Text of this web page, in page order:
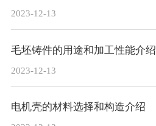
2023-12-13
毛坯铸件的用途和加工性能介绍
2023-12-13
电机壳的材料选择和构造介绍